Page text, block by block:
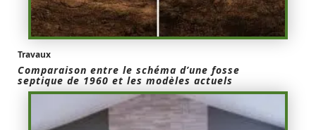
Travaux
Comparaison entre le schéma d’une fosse
septique de 1960 et les modèles actuels